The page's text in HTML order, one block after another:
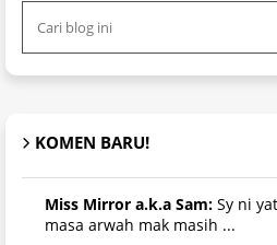
KOMEN BARU!
Miss Mirror a.k.a Sam: Sy ni
masa arwah mak masih ...